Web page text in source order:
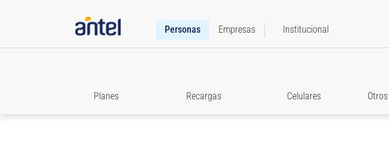
Personas Empresas Institucional
Planes Recargas Celulares